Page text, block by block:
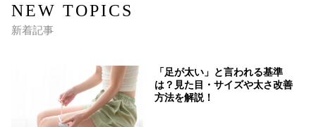
NEW TOPICS
新着記事
「足が太い」と言われる基準
は？見た目・サイズや太さ改善
方法を解説！